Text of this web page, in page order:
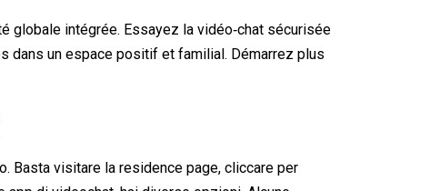
globale intégrée. Essayez la vidéo‑chat sécurisée
dans un espace positif et familial. Démarrez plus
Basta visitare la residence page, cliccare per